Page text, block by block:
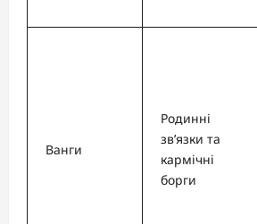
Ванги
Родинні
зв’язки та
кармічні
борги